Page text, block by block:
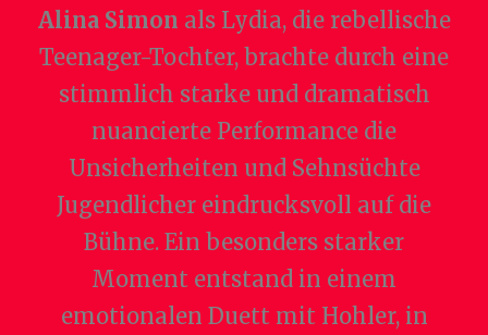
Alina Simon als Lydia, die rebellische
Teenager-Tochter, brachte durch eine
stimmlich starke und dramatisch
nuancierte Performance die
Unsicherheiten und Sehnsüchte
Jugendlicher eindrucksvoll auf die
Bühne. Ein besonders starker
Moment entstand in einem
emotionalen Duett mit Hohler, in